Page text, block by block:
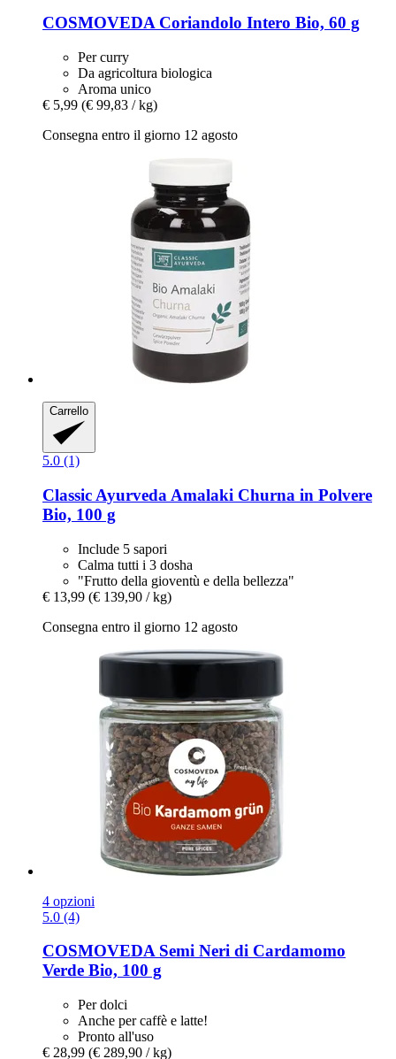
COSMOVEDA Coriandolo Intero Bio, 60 g
Per curry
Da agricoltura biologica
Aroma unico
€ 5,99 (€ 99,83 / kg)
Consegna entro il giorno 12 agosto
Carrello
5.0 (1)
Classic Ayurveda Amalaki Churna in Polvere
Bio, 100 g
Include 5 sapori
Calma tutti i 3 dosha
"Frutto della gioventù e della bellezza"
€ 13,99 (€ 139,90 / kg)
Consegna entro il giorno 12 agosto
4 opzioni
5.0 (4)
COSMOVEDASemi Neri di Cardamomo
Verde Bio, 100 g
Per dolci
Anche per caffè e latte!
Pronto all'uso
€ 28,99 (€ 289,90 / kg)